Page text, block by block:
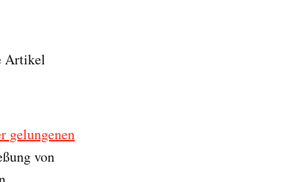
Artikel
gelungenen
von